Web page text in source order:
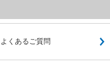
よくあるご質問